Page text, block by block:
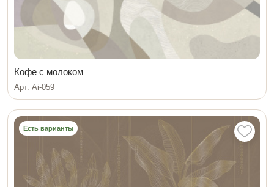
Кофе с молоком
Арт. Ai-059
Есть варианты